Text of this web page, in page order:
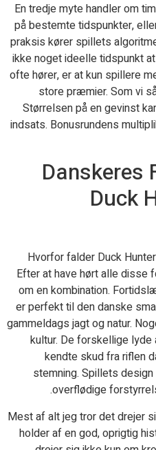
En tredje myte handler om
på bestemte tidspunkter,
praksis kører spillets
ikke noget ideelle tidspunkt
ofte hører, er at kun spillere
store præmier. Som vi
Størrelsen på en gevinst
indsats. Bonusrundens
Duck
Hvorfor falder Duck
Efter at have hørt alle disse
om en kombination.
er perfekt til den danske
gammeldags jagt og natur.
kultur. De forskellige
kendte skud fra riflen
stemning. Spillets
overflødige
Mest af alt jeg tror det drejer
holder af en god, oprigtig